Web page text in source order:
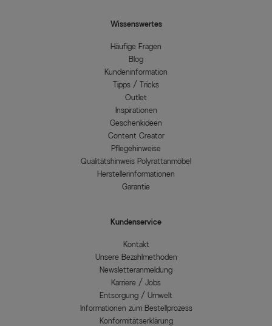
Wissenswertes
Häufige Fragen
Blog
Kundeninformation
Tipps / Tricks
Outlet
Inspirationen
Geschenkideen
Content Creator
Pflegehinweise
Qualitätshinweis Polyrattanmöbel
Herstellerinformationen
Garantie
Kundenservice
Kontakt
Unsere Bezahlmethoden
Newsletteranmeldung
Karriere / Jobs
Entsorgung / Umwelt
Informationen zum Bestellprozess
Konformitätserklärung